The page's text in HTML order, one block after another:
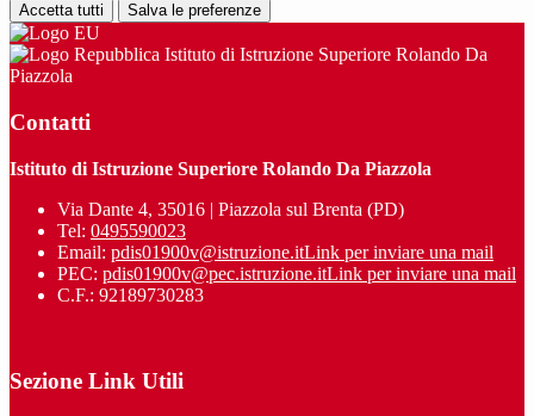
Accetta tutti Salva le preferenze
Istituto di Istruzione Superiore Rolando Da
Piazzola
Contatti
Istituto di Istruzione Superiore Rolando Da Piazzola
Via Dante 4, 35016 | Piazzola sul Brenta (PD)
Tel: 0495590023
Email: pdis01900v@istruzione.itLink per inviare una mail
PEC: pdis01900v@pec.istruzione.itLink per inviare una mail
C.F.: 92189730283
Sezione Link Utili